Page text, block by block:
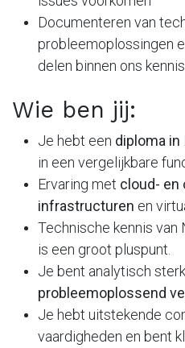
Documenteren van
probleemoplossingen
delen binnen ons
Wie ben jij:
Je hebt een diploma in
in een vergelijkbare
Ervaring met cloud- en
infrastructuren en
Technische kennis van
is een groot pluspunt.
Je bent analytisch
probleemoplossend
Je hebt uitstekende
vaardigheden en bent